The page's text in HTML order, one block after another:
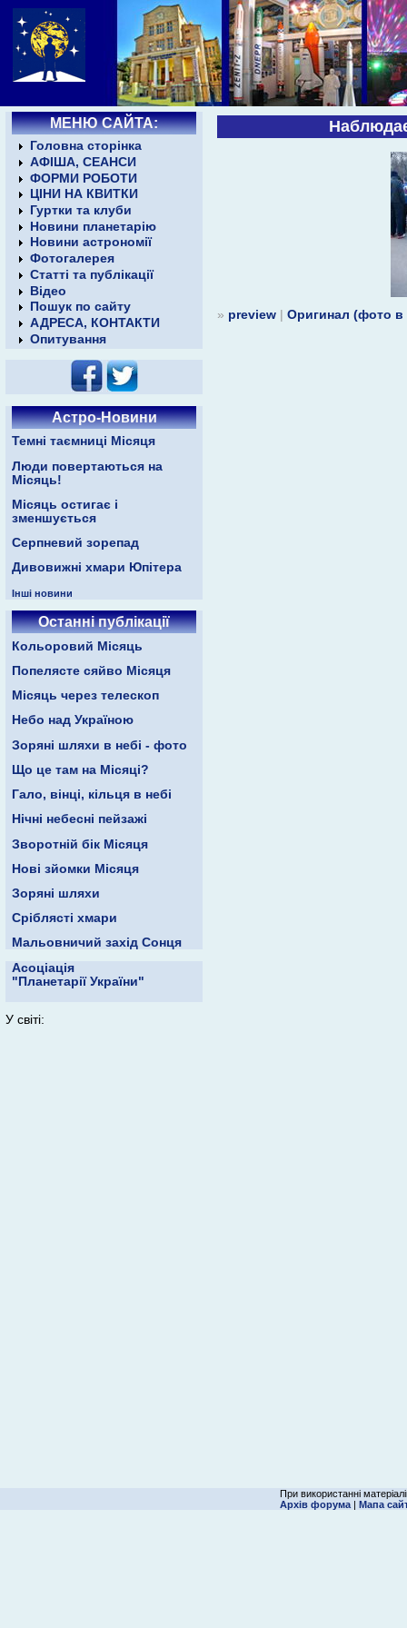
МЕНЮ САЙТА:
Головна сторінка
АФІША, СЕАНСИ
ФОРМИ РОБОТИ
ЦІНИ НА КВИТКИ
Гуртки та клуби
Новини планетарію
Новини астрономії
Фотогалерея
Статті та публікації
Відео
Пошук по сайту
АДРЕСА, КОНТАКТИ
Опитування
Астро-Новини
Темні таємниці Місяця
Люди повертаються на
Місяць!
Місяць остигає і
зменшується
Серпневий зорепад
Дивовижні хмари Юпітера
Інші новини
Останні публікації
Кольоровий Місяць
Попелясте сяйво Місяця
Місяць через телескоп
Небо над Україною
Зоряні шляхи в небі - фото
Що це там на Місяці?
Гало, вінці, кільця в небі
Нічні небесні пейзажі
Зворотній бік Місяця
Нові зйомки Місяця
Зоряні шляхи
Сріблясті хмари
Мальовничий захід Сонця
Асоціація
"Планетарії України"
У світі:
» preview Оригинал (фото
При використанні
Архів форума| Мапа